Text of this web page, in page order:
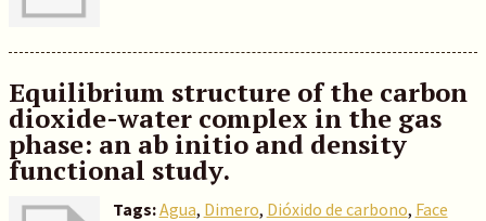
Equilibrium structure of the carbon
dioxide-water complex in the gas
phase: an ab initio and density
functional study.
Tags:Agua, Dimero, Dióxido de carbono, Face